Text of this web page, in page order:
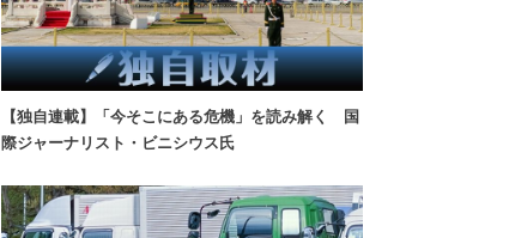
【独自連載】「今そこにある危機」を読み解く 国
際ジャーナリスト・ビニシウス氏